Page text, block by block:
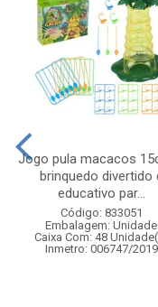
Jogo pula macacos
brinquedo divertido
educativo par...
Código: 833051
Embalagem: Unidade
Caixa Com: 48
Inmetro: 006747/2019